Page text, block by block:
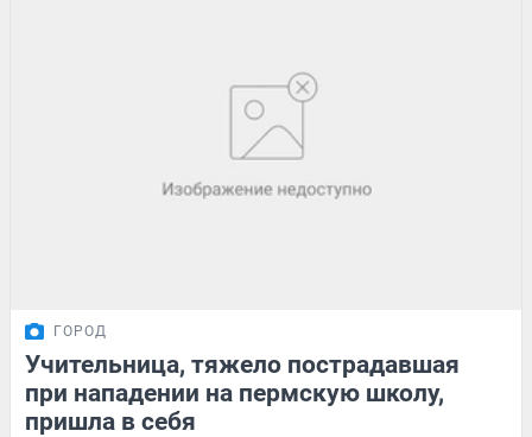
ГОРОД
Учительница, тяжело пострадавшая
при нападении на пермскую школу,
пришла в себя